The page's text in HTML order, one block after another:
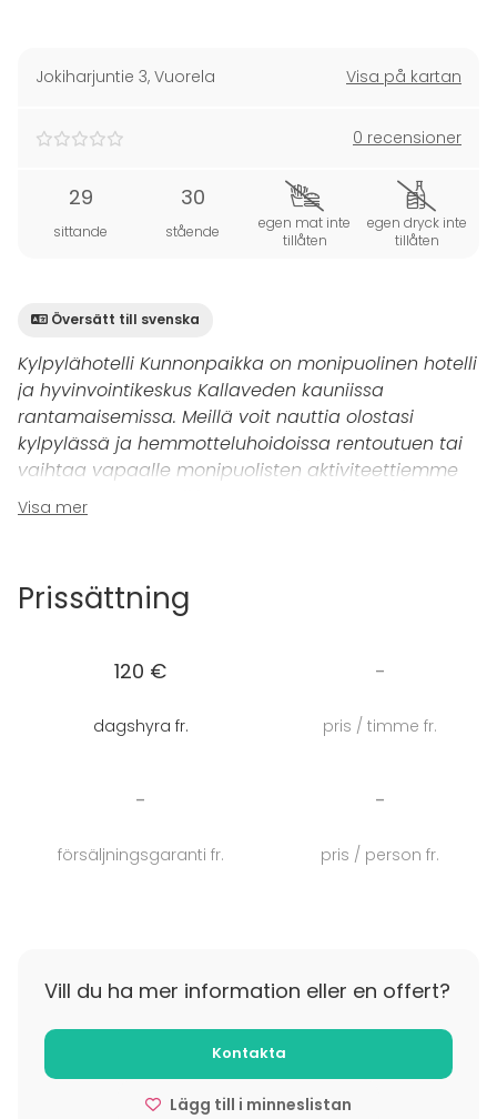
Jokiharjuntie 3, Vuorela Visa på kartan
0 recensioner
29
sittande
30
stående
egen mat inte
tillåten
egen dryck inte
tillåten
Översätt till svenska
Kylpylähotelli Kunnonpaikka on monipuolinen hotelli
ja hyvinvointikeskus Kallaveden kauniissa
rantamaisemissa. Meillä voit nauttia olostasi
kylpylässä ja hemmotteluhoidoissa rentoutuen tai
vaihtaa vapaalle monipuolisten aktiviteettiemme
parissa. Kunnonpaikkaan on vain 10 minuutin
ajomatka Kuopion torilta!
auditoriosta kabinetteihin. Kokoustilamme soveltuvat
löytyy nykyaikainen kokoustekniikka sekä ilmastointi.
Kokousten ja juhlatilaisuuksien tarjoiluista vastaavat
ravintolamme ammattilaiset, jotka loihtivat
Paksuista pyöröhirsistä valmistettuun kotaan
mahtuu
n. 30 henkilöä virkistäytymään, tiimipalaveriin tai
Visa mer
Prissättning
120 €
dagshyra fr.
-
pris / timme fr.
-
försäljningsgaranti fr.
-
pris / person fr.
Vill du ha mer information eller en offert?
Kontakta
Lägg till i minneslistan